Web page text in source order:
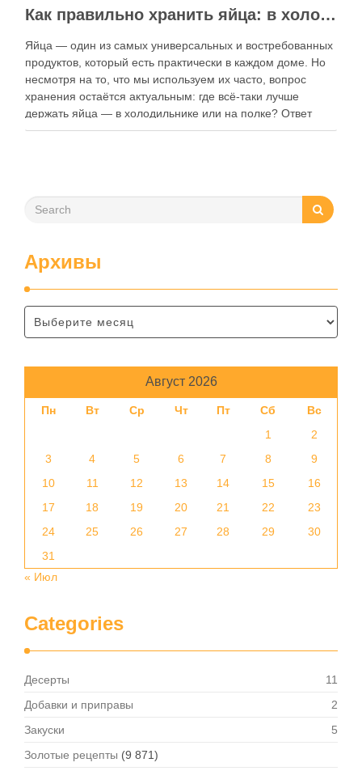
Как правильно хранить яйца: в холодильнике или на полке?
Яйца — один из самых универсальных и востребованных
продуктов, который есть практически в каждом доме. Но
несмотря на то, что мы используем их часто, вопрос
хранения остаётся актуальным: где всё-таки лучше
держать яйца — в холодильнике или на полке? Ответ
зависит от нескольких факторов, включая температуру
Архивы
Август 2026
Пн Вт Ср Чт Пт Сб
Вс
1
2
3
4 5 6 7 8
9
10
11 12 13 14 15
16
17
18 19 20 21 22
23
24
25 26 27 28 29
30
31
« Июл
Categories
Десерты
11
Добавки и приправы
2
Закуски
5
Золотые рецепты (9 871)